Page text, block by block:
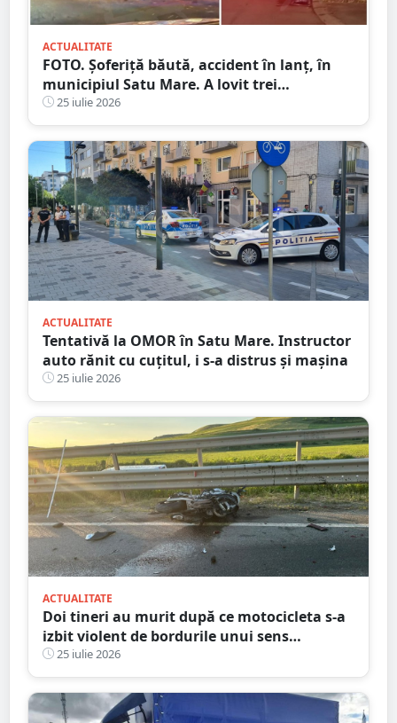
ACTUALITATE
FOTO. Șoferiță băută, accident în lanț, în
municipiul Satu Mare. A lovit trei
autoturisme în miez de noapte
25 iulie 2026
ACTUALITATE
Tentativă la OMOR în Satu Mare. Instructor
auto rănit cu cuțitul, i s-a distrus și mașina
25 iulie 2026
ACTUALITATE
Doi tineri au murit după ce motocicleta s-a
izbit violent de bordurile unui sens
giratoriu. Tragedie în județul vecin
25 iulie 2026